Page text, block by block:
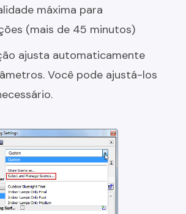
máxima para
(mais de 45 minutos)
ajusta automaticamente
Você pode ajustá-los